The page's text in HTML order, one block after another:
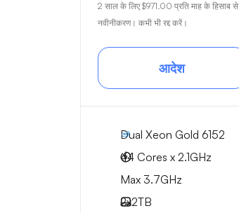
2 साल के लिए $971.00 प्रति माह के हिसाब से
नवीनीकरण। कभी भी रद्द करें।
आदेश
Dual Xeon Gold 6152
44 Cores x 2.1GHz
Max 3.7GHz
2x2TB